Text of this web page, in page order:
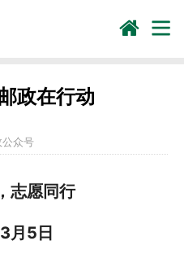
政在行动
众号
志愿同行
月5日